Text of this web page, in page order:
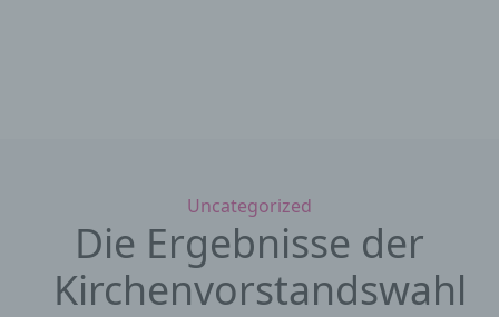
Kategorien
Uncategorized
Die Ergebnisse der
Kirchenvorstandswahl